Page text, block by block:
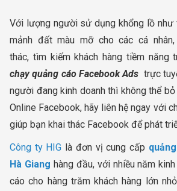
Với lượng người sử dụng khổng lồ như
mảnh đất màu mỡ cho các cá
thác, tìm kiếm khách hàng tiềm năng
chạy quảng cáo Facebook Ads trực
người đang kinh doanh thì không thể
Online Facebook, hãy liên hệ ngay với
giúp bạn khai thác Facebook để phát
Công ty HIG là đơn vị cung cấp
Hà Giang hàng đầu, với nhiều năm
cáo cho hàng trăm khách hàng lớn